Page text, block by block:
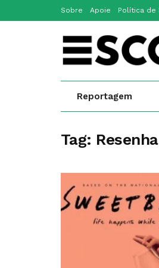
Sobre Apoie Política de
Reportagem
Tag: Resenha